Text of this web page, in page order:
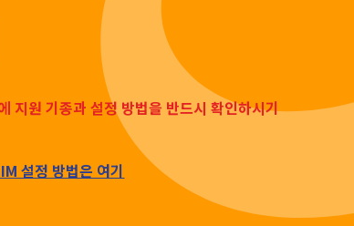
지원 기종과 설정 방법을 반드시 확인하시기
설정 방법은 여기